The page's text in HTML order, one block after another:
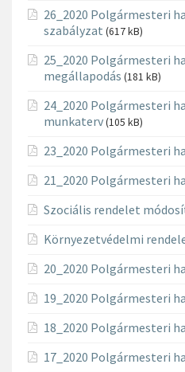
26_2020 Polgármesteri
szabályzat (617 kB)
25_2020 Polgármesteri
megállapodás (181 kB)
24_2020 Polgármesteri
munkaterv(105 kB)
23_2020 Polgármesteri
21_2020 Polgármesteri
Szociális rendelet
Környezetvédelmi
20_2020 Polgármesteri
19_2020 Polgármesteri
18_2020 Polgármesteri
17_2020 Polgármesteri